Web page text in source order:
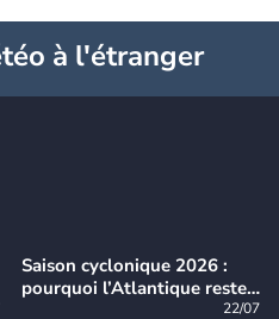
à l'étranger
Saison cyclonique 2026 :
pourquoi l’Atlantique reste
22/07